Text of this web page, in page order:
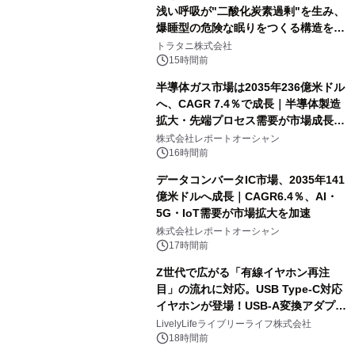
浅い呼吸が"二酸化炭素過剰"を生み、
爆睡型の危険な眠りをつくる構造を解
説
トラタニ株式会社
15時間前
半導体ガス市場は2035年236億米ドル
へ、CAGR 7.4％で成長｜半導体製造
拡大・先端プロセス需要が市場成長を
加速
株式会社レポートオーシャン
16時間前
データコンバータIC市場、2035年141
億米ドルへ成長｜CAGR6.4％、AI・
5G・IoT需要が市場拡大を加速
株式会社レポートオーシャン
17時間前
Z世代で広がる「有線イヤホン再注
目」の流れに対応。USB Type-C対応
イヤホンが登場！USB-A変換アダプタ
ー付きでスマホからパソコンまで幅広
く活用可能
LivelyLifeライブリーライフ株式会社
18時間前